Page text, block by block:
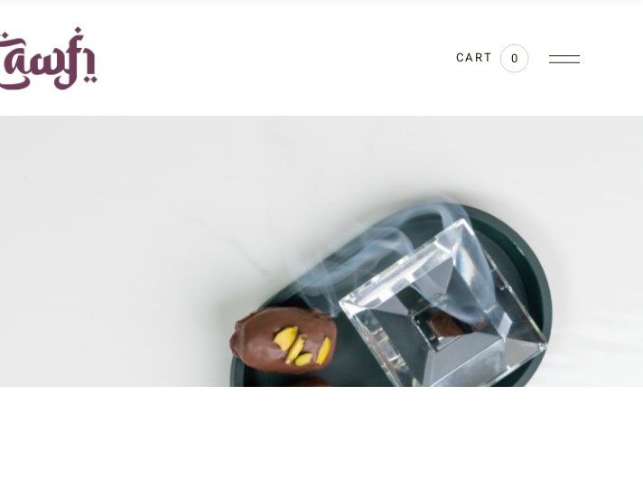
CART 0